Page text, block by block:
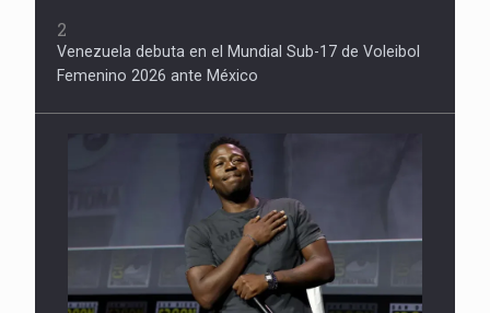
2
Venezuela debuta en el Mundial Sub-17 de Voleibol
Femenino 2026 ante México